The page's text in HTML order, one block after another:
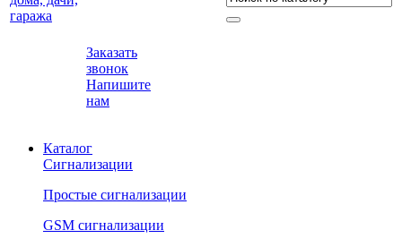
Заказать
звонок
Напишите
нам
Каталог
Сигнализации
Простые сигнализации
GSM сигнализации